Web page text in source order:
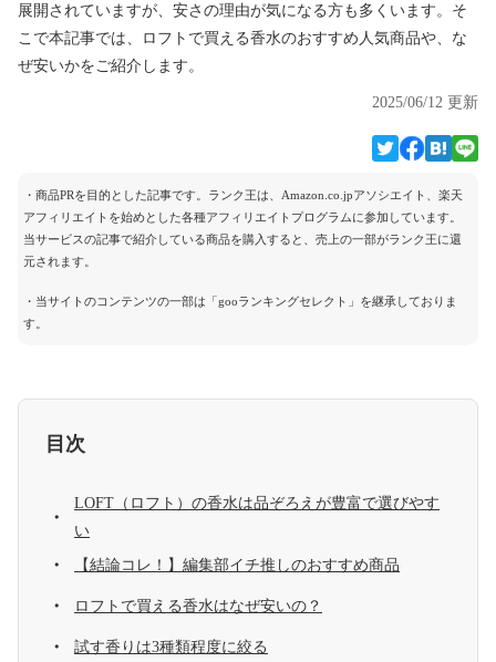
展開されていますが、安さの理由が気になる方も多くいます。そ
こで本記事では、ロフトで買える香水のおすすめ人気商品や、な
ぜ安いかをご紹介します。
2025/06/12 更新
・商品PRを目的とした記事です。ランク王は、Amazon.co.jpアソシエイト、楽天
アフィリエイトを始めとした各種アフィリエイトプログラムに参加しています。
当サービスの記事で紹介している商品を購入すると、売上の一部がランク王に還
元されます。
・当サイトのコンテンツの一部は「gooランキングセレクト」を継承しておりま
す。
目次
LOFT（ロフト）の香水は品ぞろえが豊富で選びやす
い
【結論コレ！】編集部イチ推しのおすすめ商品
ロフトで買える香水はなぜ安いの？
試す香りは3種類程度に絞る